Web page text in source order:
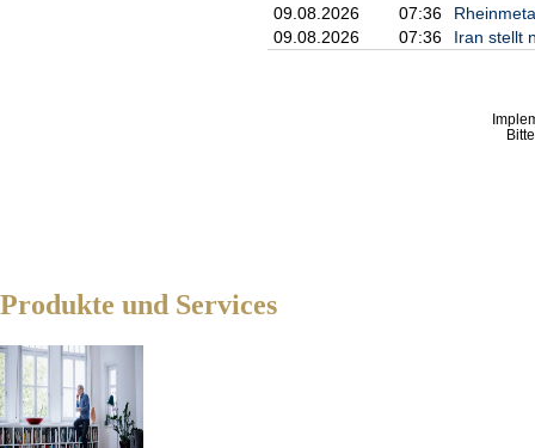
c) Preis(e) und Volumen
d) Aggregierte
09.08.2026
07:36
09.08.2026
07:36 Iran stellt
Produkte und Services